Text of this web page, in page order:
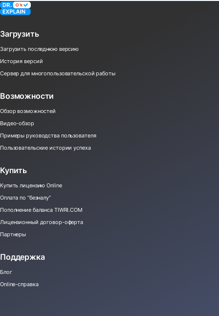
Загрузить
Загрузить последнюю версию
История версий
Сервер для многопользовательской работы
Возможности
Обзор возможностей
Видео-обзор
Примеры руководства пользователя
Пользовательские истории успеха
Купить
Купить лицензию Online
Оплата по “безналу”
Пополнение баланса TIWRI.COM
Лицензионный договор-оферта
Партнеры
Поддержка
Блог
Online-справка